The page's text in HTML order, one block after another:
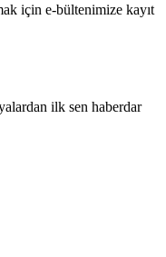
için e-bültenimize kayıt
ilk sen haberdar